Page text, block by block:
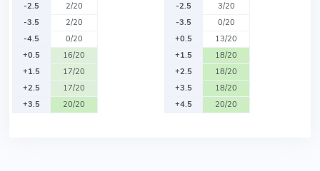
-2.5
2/20
-3.5
2/20
-4.5
0/20
+0.5
16/20
+1.5
17/20
+2.5
17/20
+3.5
20/20
-2.5
3/20
-3.5
0/20
+0.5
13/20
+1.5
18/20
+2.5
18/20
+3.5
18/20
+4.5
20/20